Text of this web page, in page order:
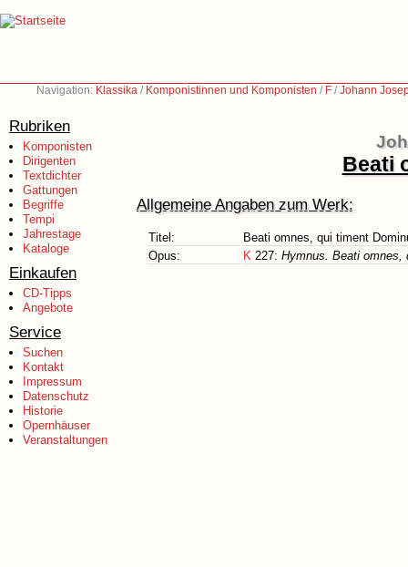
Navigation: Klassika / Komponistinnen und Komponisten / F /Johann
Rubriken
Komponisten
Dirigenten
Textdichter
Gattungen
Begriffe
Tempi
Jahrestage
Kataloge
Einkaufen
CD-Tipps
Angebote
Service
Suchen
Kontakt
Impressum
Datenschutz
Historie
Opernhäuser
Veranstaltungen
Beati
Allgemeine Angaben zum Werk:
Titel:
Beati omnes, qui timent
Opus:
K 227: Hymnus. Beati omnes,